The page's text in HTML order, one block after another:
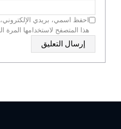
احفظ اسمي، بريدي
هذا المتصفح لاستخدامها المرة